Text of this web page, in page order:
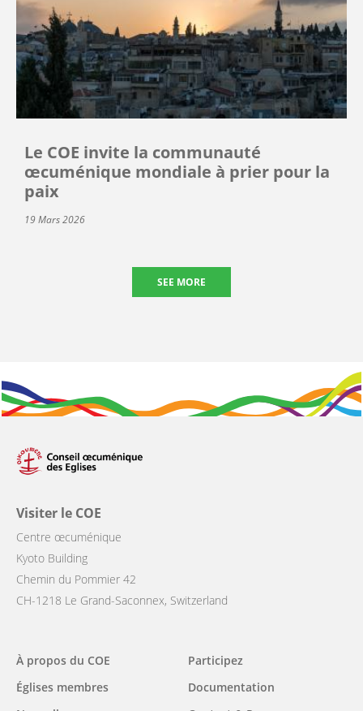
Le COE invite la communauté
œcuménique mondiale à prier pour la
paix
19 Mars 2026
SEE MORE
Visiter le COE
Centre œcuménique
Kyoto Building
Chemin du Pommier 42
CH-1218 Le Grand-Saconnex, Switzerland
Main
navigation
À propos du COE
Églises membres
Participez
Documentation